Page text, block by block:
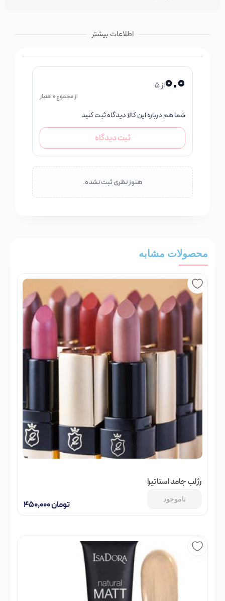
اطلاعات بیشتر
0.0از 5
از مجموع 0 امتیاز
شما هم درباره این کالا دیدگاه ثبت کنید
ثبت دیدگاه
هنوز نظری ثبت نشده.
محصولات مشابه
رژلب جامد استاتیرا
تومان
ناموجود